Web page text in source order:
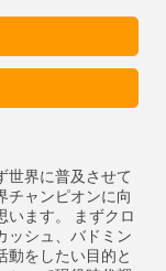
世界に普及させて
チャンピオンに向
います。 まずクロ
ッシュ、バドミン
動をしたい目的と